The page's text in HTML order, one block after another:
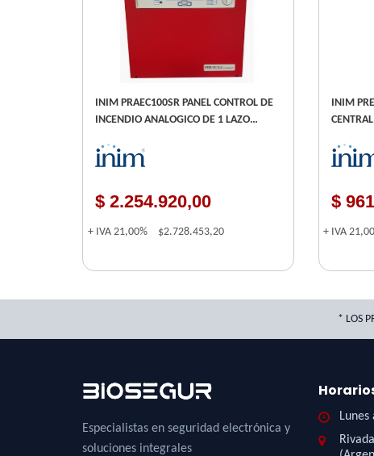
INIM PRAEC100SR PANEL CONTROL DE
INCENDIO ANALOGICO DE 1 LAZO
IP Y HORNET+ - PANTALLA GRAFICA
TACTIL
$ 2.254.920,00
+ IVA 21,00% $2.728.453,20
INIM
A
$
+ IVA
* LOS
Especialistas en seguridad electrónica y
soluciones integrales
Lunes